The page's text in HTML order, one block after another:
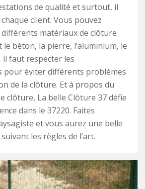
de qualité et surtout, il
client. Vous pouvez
matériaux de clôture
béton, la pierre, l’aluminium, le
il faut respecter les
pour éviter différents problèmes
de la clôture. Et à propos du
clôture, La belle Clôture 37 défie
dans le 37220. Faites
et vous aurez une belle
les règles de l’art.